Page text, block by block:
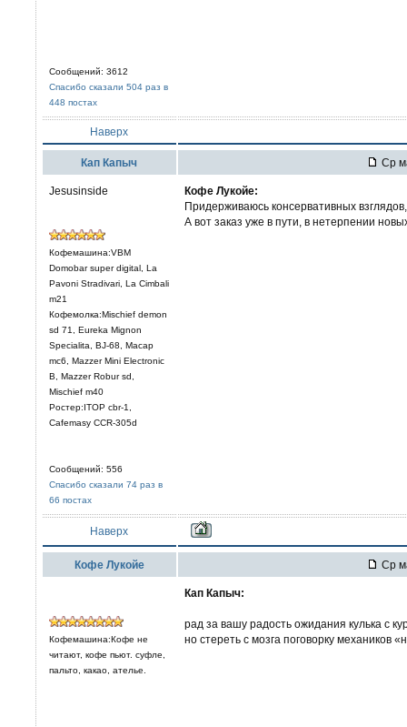
Сообщений: 3612
Спасибо сказали 504 раз в
448 постах
Наверх
Кап Капыч Ср
Jesusinside
Кофемашина:VBM
Domobar super digital, La
Pavoni Stradivari, La Cimbali
m21
Кофемолка:Mischief demon
sd 71, Eureka Mignon
Specialita, BJ-68, Macap
mc6, Mazzer Mini Electronic
В, Mazzer Robur sd,
Mischief m40
Ростер:ITOP cbr-1,
Cafemasy CCR-305d
Сообщений: 556
Спасибо сказали 74 раз в
66 постах
Кофе Лукойе:
Придерживаюсь консервативных
А вот заказ уже в пути, в нетерпении
Наверх
Кофе Лукойе Ср
Кофемашина:Кофе не
читают, кофе пьют. суфле,
пальто, какао, ателье.
Кап Капыч:
рад за вашу радость ожидания кулька с
но стереть с мозга поговорку механиков